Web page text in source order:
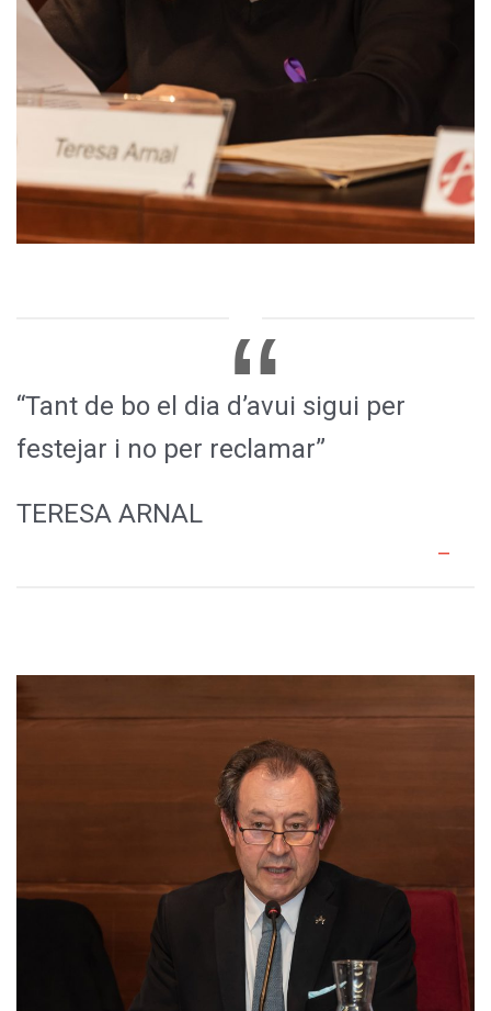
“Tant de bo el dia d’avui sigui per
festejar i no per reclamar”
TERESA ARNAL